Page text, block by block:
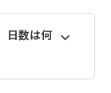
日数は何